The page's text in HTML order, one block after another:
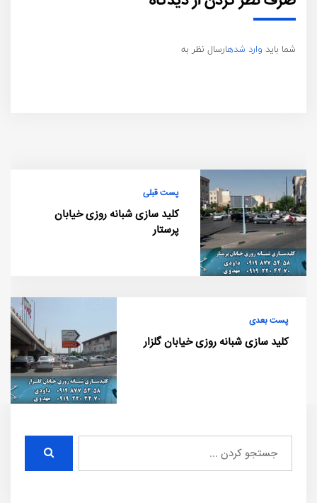
شما باید وارد شدهارسال نظر به
پست قبلی
کلید سازی شبانه روزی خیابان
پرستار
پست بعدی
کلید سازی شبانه روزی خیابان گلزار